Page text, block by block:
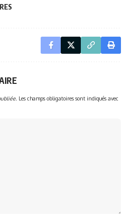
Les champs obligatoires sont indiqués avec